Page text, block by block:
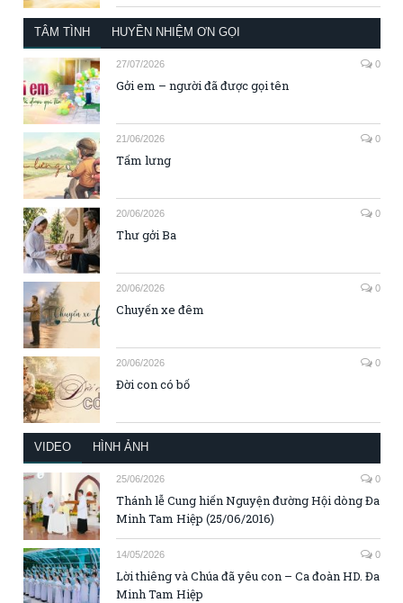
TÂM TÌNH HUYỀN NHIỆM ƠN GỌI
27/07/2026 0
Gởi em – người đã được gọi tên
21/06/2026 0
Tấm lưng
20/06/2026 0
Thư gởi Ba
20/06/2026 0
Chuyến xe đêm
20/06/2026 0
Đời con có bố
VIDEO HÌNH ẢNH
25/06/2026 0
Thánh lễ Cung hiến Nguyện đường Hội dòng Đa
Minh Tam Hiệp (25/06/2016)
14/05/2026 0
Lời thiêng và Chúa đã yêu con – Ca đoàn HD. Đa
Minh Tam Hiệp